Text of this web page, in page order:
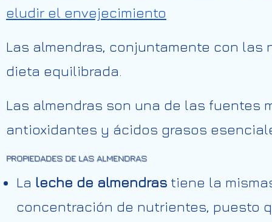
eludir el envejecimiento
Las almendras, conjuntamente con
dieta equilibrada.
Las almendras son una de las fuentes
antioxidantes y ácidos grasos
PROPIEDADES DE LAS ALMENDRAS
La leche de almendras tiene la
concentración de nutrientes, puesto